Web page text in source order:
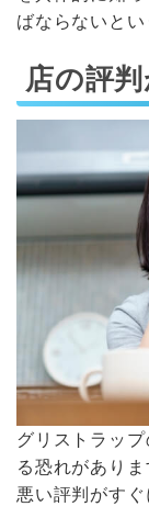
ばならないとい
店の評
グリストラッ
る恐れがあり
悪い評判がすぐ